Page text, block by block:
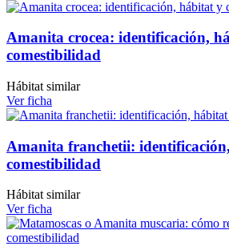
Amanita crocea: identificación,
comestibilidad
Hábitat similar
Ver ficha
Amanita franchetii:
comestibilidad
Hábitat similar
Ver ficha